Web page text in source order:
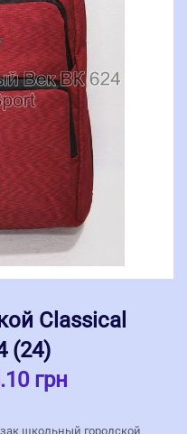
Classical
(24)
грн
школьный городской